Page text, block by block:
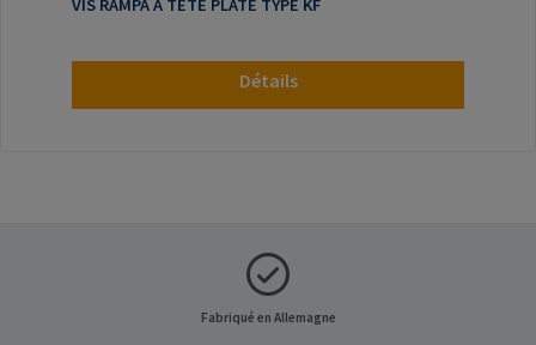
VIS RAMPA À TÊTE PLATE TYPE KF
Détails
Fabriqué en Allemagne